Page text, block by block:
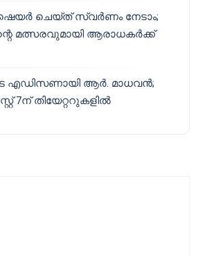
ചെയ്‌ത് സ്വർണം നേടാം;
മത്സരവുമായി ആരാധകർക്ക്
എഡിസണായി ആർ. മാധവൻ;
7ന് തിയേറ്ററുകളിൽ